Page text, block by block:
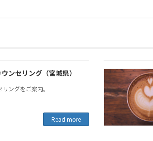
ンセリング（宮城県）
ングをご案内。
Read more